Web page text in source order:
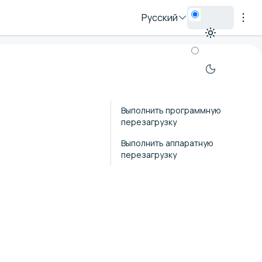
Русский
Выполнить программную
перезагрузку
Выполнить аппаратную
перезагрузку